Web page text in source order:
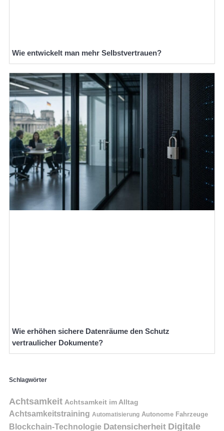
Wie entwickelt man mehr Selbstvertrauen?
Wie erhöhen sichere Datenräume den Schutz
vertraulicher Dokumente?
Schlagwörter
Achtsamkeit Achtsamkeit im Alltag
Achtsamkeitstraining Automatisierung Autonome Fahrzeuge
Blockchain-Technologie Datensicherheit Digitale